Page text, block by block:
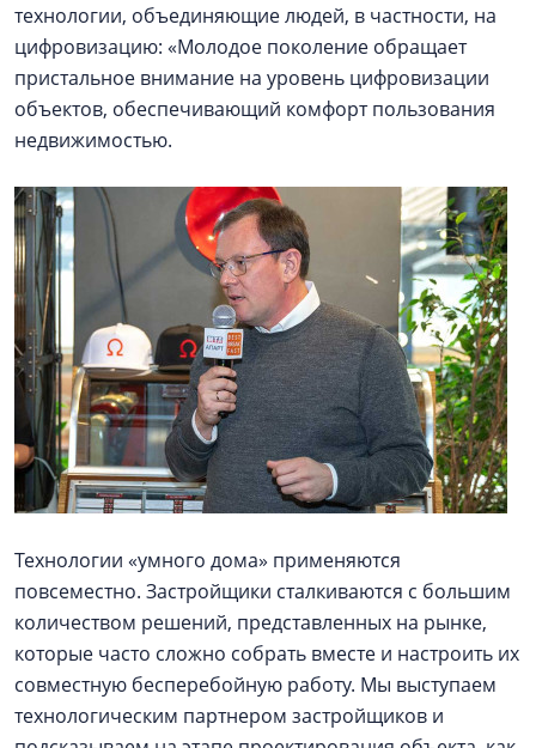
технологии, объединяющие людей, в частности, на
цифровизацию: «Молодое поколение обращает
пристальное внимание на уровень цифровизации
объектов, обеспечивающий комфорт пользования
недвижимостью.
Технологии «умного дома» применяются
повсеместно. Застройщики сталкиваются с большим
количеством решений, представленных на рынке,
которые часто сложно собрать вместе и настроить их
совместную бесперебойную работу. Мы выступаем
технологическим партнером застройщиков и